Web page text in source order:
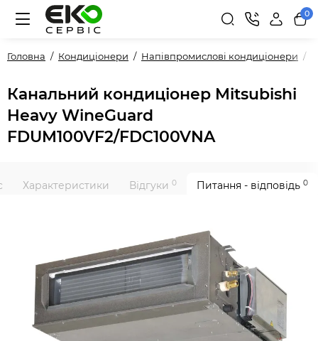
0
Головна Кондиціонери Напівпромислові кондиціонери
Канальний кондиціонер Mitsubishi
Heavy WineGuard
FDUM100VF2/FDC100VNA
Характеристики Відгуки 0 Питання - відповідь 0